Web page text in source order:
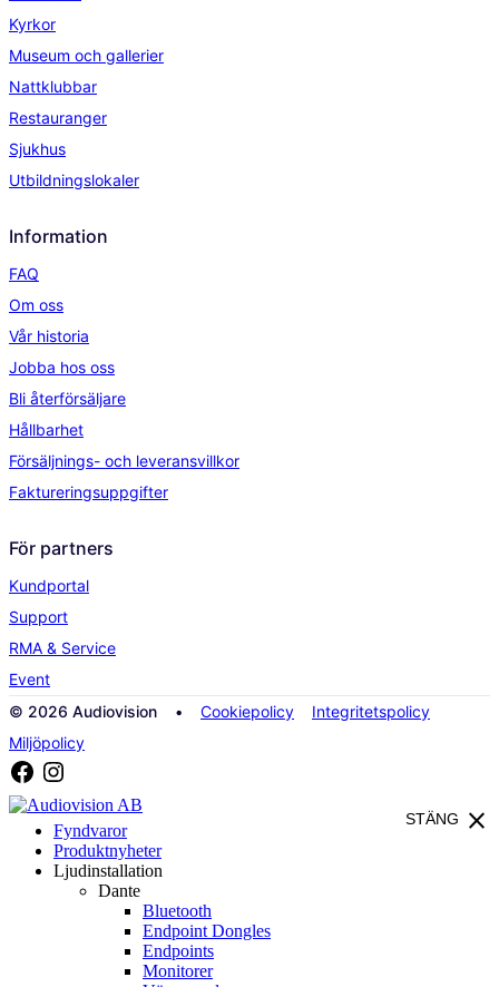
Kyrkor
Museum och gallerier
Nattklubbar
Restauranger
Sjukhus
Utbildningslokaler
Information
FAQ
Om oss
Vår historia
Jobba hos oss
Bli återförsäljare
Hållbarhet
Försäljnings- och leveransvillkor
Faktureringsuppgifter
För partners
Kundportal
Support
RMA & Service
Event
© 2026 Audiovision •
Cookiepolicy
Integritetspolicy
Miljöpolicy
close
STÄNG
Fyndvaror
Produktnyheter
Ljudinstallation
Dante
Bluetooth
Endpoint Dongles
Endpoints
Monitorer